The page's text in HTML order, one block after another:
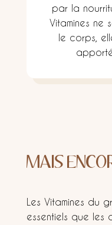
par la
Vitamines ne
le corps,
MAIS
Les Vitamines du
essentiels que les